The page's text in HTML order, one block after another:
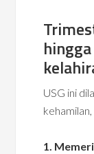
USG ini
1.